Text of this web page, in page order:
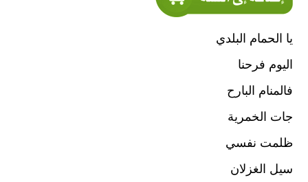
يا الحمام البلدي
اليوم فرحنا
فالمنام البارح
جات الخمرية
ظلمت نفسي
سيل الغزلان